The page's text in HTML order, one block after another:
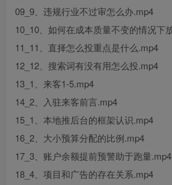
09_9、违规行业不过审怎么办.mp4
10_10、如何在成本质量不变的情况下
11_11、直择怎么投重点是什么.mp4
12_12、搜索词有没有用怎么投.mp4
13_1、来客1-5.mp4
14_2、入驻来客前言.mp4
15_1、本地推后台的框架认识.mp4
16_2、大小预算分配的比例.mp4
17_3、账户余额提前预警助于跑量.mp4
18_4、项目和广告的存在关系.mp4